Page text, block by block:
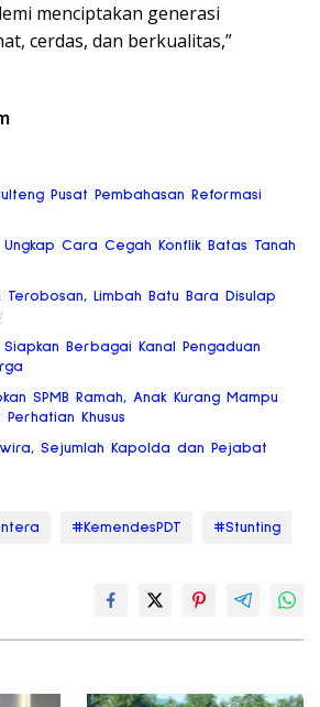
menciptakan generasi
cerdas, dan berkualitas,”
Pusat Pembahasan Reformasi
Ungkap Cara Cegah Konflik Batas Tanah
Terobosan, Limbah Batu Bara Disulap
Siapkan Berbagai Kanal Pengaduan
SPMB Ramah, Anak Kurang Mampu
Khusus
Sejumlah Kapolda dan Pejabat
#KemendesPDT #Stunting